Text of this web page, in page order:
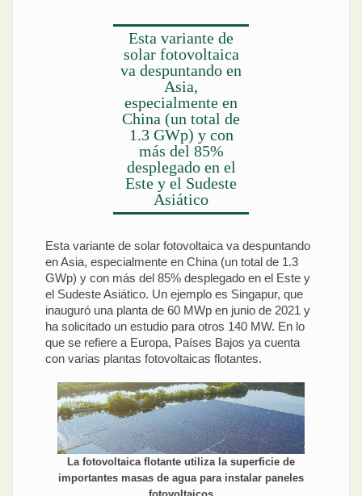
Esta variante de
solar fotovoltaica
va despuntando en
Asia,
especialmente en
China (un total de
1.3 GWp) y con
más del 85%
desplegado en el
Este y el Sudeste
Asiático
Esta variante de solar fotovoltaica va despuntando
en Asia, especialmente en China (un total de 1.3
GWp) y con más del 85% desplegado en el Este y
el Sudeste Asiático. Un ejemplo es Singapur, que
inauguró una planta de 60 MWp en junio de 2021 y
ha solicitado un estudio para otros 140 MW. En lo
que se refiere a Europa, Países Bajos ya cuenta
con varias plantas fotovoltaicas flotantes.
La fotovoltaica flotante utiliza la superficie de
importantes masas de agua para instalar paneles